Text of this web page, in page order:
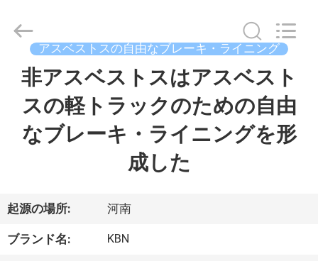
ク
ト
2018
Kebona
Industry
Reserved.
アスベストスの自由なブレーキ・ライニング
非アスベストスはアスベスト
スの軽トラックのための自由
なブレーキ・ライニングを形
成した
起源の場所: 河南
ブランド名: KBN